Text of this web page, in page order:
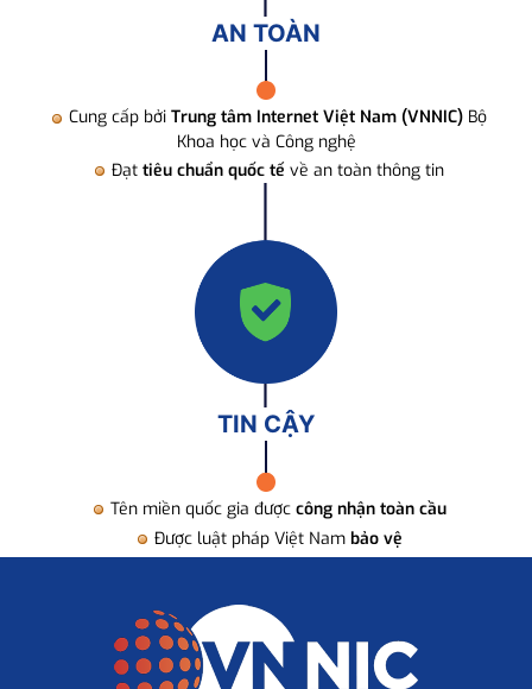
AN TOÀN
Cung cấp bởi Trung tâm Internet Việt Nam (VNNIC) Bộ
Khoa học và Công nghệ
Đạt tiêu chuẩn quốc tế về an toàn thông tin
TIN CẬY
Tên miền quốc gia được công nhận toàn cầu
Được luật pháp Việt Nam bảo vệ